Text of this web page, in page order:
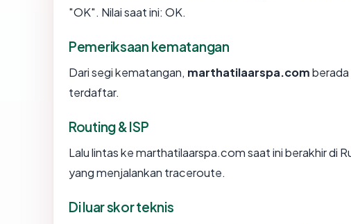
"OK". Nilai saat ini: OK.
Pemeriksaan kematangan
Dari segi kematangan, marthatilaarspa.com
terdaftar.
Routing & ISP
Lalu lintas ke marthatilaarspa.com saat ini berakhir di
yang menjalankan traceroute.
Di luar skor teknis